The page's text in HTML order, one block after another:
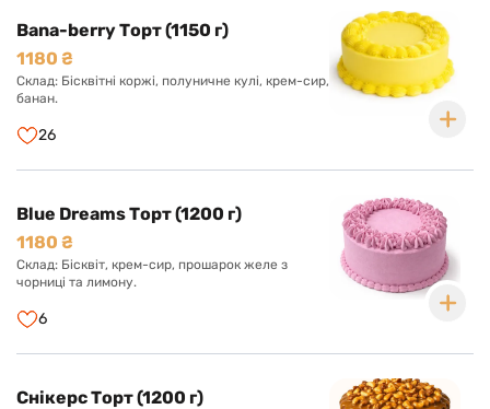
Bana-berry Торт (1150 г)
1180 ₴
Склад: Бісквітні коржі, полуничне кулі, крем-сир,
банан.
26
Blue Dreams Торт (1200 г)
1180 ₴
Склад: Бісквіт, крем-сир, прошарок желе з
чорниці та лимону.
6
Снікерс Торт (1200 г)